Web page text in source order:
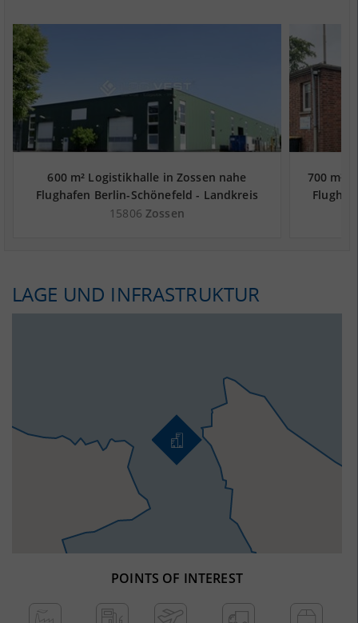
600 m² Logistikhalle in Zossen nahe
Flughafen Berlin-Schönefeld - Landkreis
Teltow-Fläming
15806 Zossen
700 m²
LAGE UND INFRASTRUKTUR
POINTS OF INTEREST